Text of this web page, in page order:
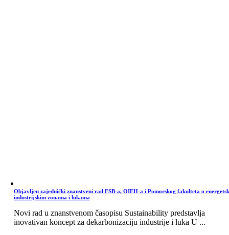
Objavljen zajednički znanstveni rad FSB-a, OIEH-a i Pomorskog fakulteta o
industrijskim zonama i lukama
Novi rad u znanstvenom časopisu Sustainability predstavlja
inovativan koncept za dekarbonizaciju industrije i luka U ...